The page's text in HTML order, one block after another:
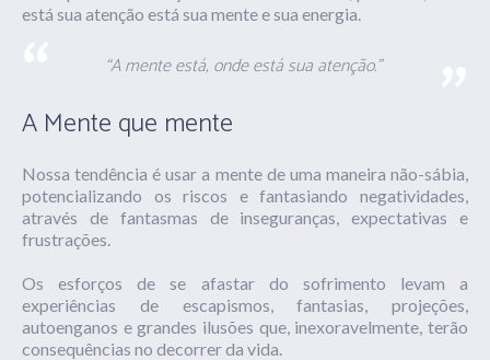
está sua atenção está sua mente e sua energia.
“A mente está, onde está sua atenção.”
A Mente que mente
Nossa tendência é usar a mente de uma maneira não-sábia,
potencializando os riscos e fantasiando negatividades,
através de fantasmas de inseguranças, expectativas e
frustrações.
Os esforços de se afastar do sofrimento levam a
experiências de escapismos, fantasias, projeções,
autoenganos e grandes ilusões que, inexoravelmente, terão
consequências no decorrer da vida.